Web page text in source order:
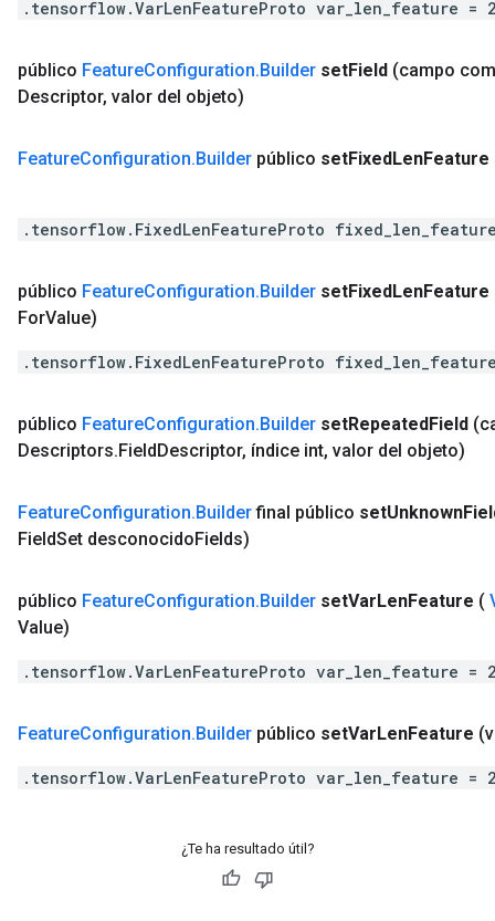
.tensorflow.VarLenFeatureProto var_len_feature =
público FeatureConfiguration.Builder setField (campo com
Descriptor, valor del objeto)
FeatureConfiguration.Builder público setFixedLenFeature
.tensorflow.FixedLenFeatureProto
público FeatureConfiguration.Builder setFixedLenFeature
ForValue)
.tensorflow.FixedLenFeatureProto
público FeatureConfiguration.Builder setRepeatedField
Descriptors.FieldDescriptor, índice int, valor del objeto)
FeatureConfiguration.Builderfinal público setUnknown
FieldSet desconocidoFields)
público FeatureConfiguration.Builder setVarLenFeature (
Value)
.tensorflow.VarLenFeatureProto var_len_feature =
FeatureConfiguration.Builder público setVarLenFeature
.tensorflow.VarLenFeatureProto var_len_feature =
¿Te ha resultado útil?